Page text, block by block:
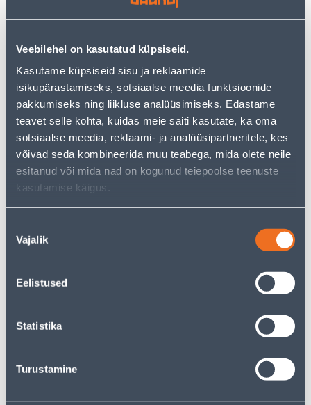
Veebilehel on kasutatud küpsiseid.
Kasutame küpsiseid sisu ja reklaamide
isikupärastamiseks, sotsiaalse meedia funktsioonide
pakkumiseks ning liikluse analüüsimiseks. Edastame
teavet selle kohta, kuidas meie saiti kasutate, ka oma
sotsiaalse meedia, reklaami- ja analüüsipartneritele, kes
võivad seda kombineerida muu teabega, mida olete neile
esitanud või mida nad on kogunud teiepoolse teenuste
kasutamise käigus.
valik
Vajalik
Eelistused
Statistika
Turustamine
LISA OSTUKORVI
Vaata saadavust
• Kauss mõõtmetega 60 x 60 x 22 cm.
• Sobib kasutamiseks välistingimustes, vastupidav nii
madalatele kui ka kõrgematele temperatuuridele.
• 14-päevane tagastusõigus